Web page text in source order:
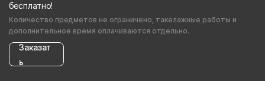
бесплатно!
Количество предметов не ограничено, такелажные работы и
дополнительное время оплачиваются отдельно.
Заказат
ь